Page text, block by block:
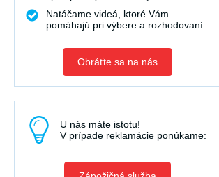
Natáčame videá, ktoré Vám
pomáhajú pri výbere a rozhodovaní.
Obráťte sa na nás
U nás máte istotu!
V prípade reklamácie ponúkame: